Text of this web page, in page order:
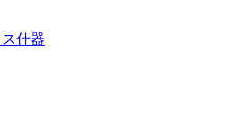
什器